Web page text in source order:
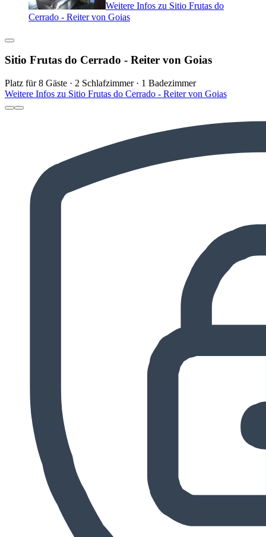
Weitere Infos zu Sitio Frutas do
Cerrado - Reiter von Goias
Sitio Frutas do Cerrado - Reiter von Goias
Platz für 8 Gäste · 2 Schlafzimmer · 1 Badezimmer
Weitere Infos zu Sitio Frutas do Cerrado - Reiter von Goias